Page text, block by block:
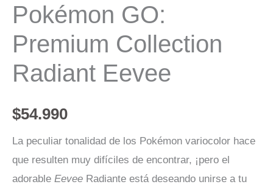
Pokémon GO:
Premium Collection
Radiant Eevee
$54.990
La peculiar tonalidad de los Pokémon variocolor hace
que resulten muy difíciles de encontrar, ¡pero el
adorable Eevee Radiante está deseando unirse a tu